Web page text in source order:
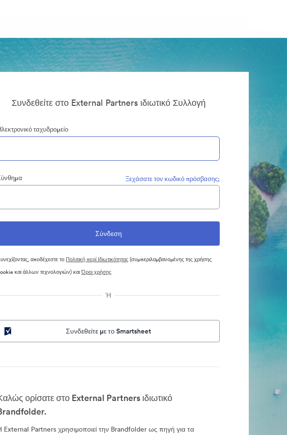
Συνδεθείτε στο External Partners ιδιωτικό Συλλογή
ταχυδρομείο
Ξεχάσατε τον κωδικό πρόσβασης;
αποδέχεστε το Πολιτική περί Ιδιωτικότητας(συμπεριλαμβανομένης της χρήσης
και άλλων τεχνολογιών) καιΌροι χρήσης
Ή
Συνδεθείτε με το Smartsheet
ορίσατε στο External Partners ιδιωτικό
External Partners χρησιμοποιεί την Brandfolder ως πηγή για τα